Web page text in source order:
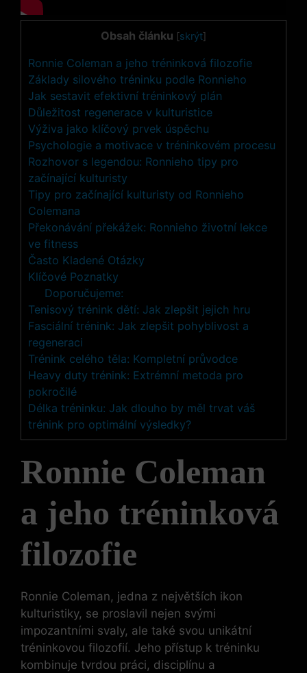
Obsah článku [skrýt]
Ronnie Coleman a jeho tréninková filozofie
Základy silového tréninku podle Ronnieho
Jak sestavit efektivní tréninkový plán
Důležitost regenerace v kulturistice
Výživa jako klíčový prvek úspěchu
Psychologie a motivace v tréninkovém procesu
Rozhovor s legendou: Ronnieho tipy pro
začínající kulturisty
Tipy pro začínající kulturisty od Ronnieho
Colemana
Překonávání překážek: Ronnieho životní lekce
ve fitness
Často Kladené Otázky
Klíčové Poznatky
Doporučujeme:
Tenisový trénink dětí: Jak zlepšit jejich hru
Fasciální trénink: Jak zlepšit pohyblivost a
regeneraci
Trénink celého těla: Kompletní průvodce
Heavy duty trénink: Extrémní metoda pro
pokročilé
Délka tréninku: Jak dlouho by měl trvat váš
trénink pro optimální výsledky?
Ronnie Coleman
a jeho tréninková
filozofie
Ronnie Coleman, jedna z největších ikon
kulturistiky, se proslavil nejen svými
impozantními svaly, ale také svou unikátní
tréninkovou filozofií. Jeho přístup k tréninku
kombinuje tvrdou práci, disciplínu a